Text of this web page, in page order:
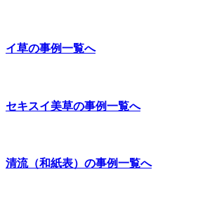
イ草の事例一覧へ
セキスイ美草の事例一覧へ
清流（和紙表）の事例一覧へ